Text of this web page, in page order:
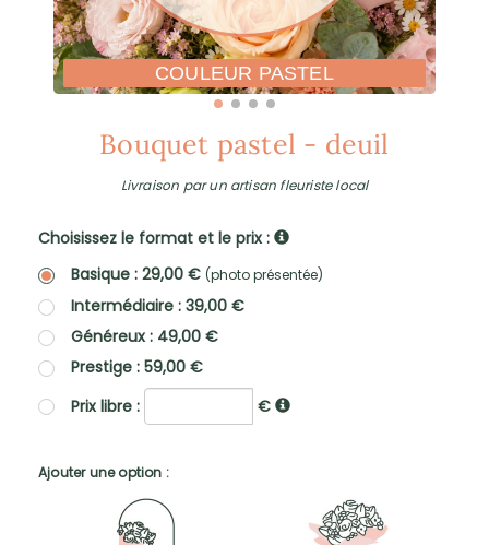
COULEUR PASTEL
Bouquet pastel - deuil
Livraison par un artisan fleuriste local
Choisissez le format et le prix :
Basique : 29,00 € (photo présentée)
Intermédiaire : 39,00 €
Généreux : 49,00 €
Prestige : 59,00 €
Prix libre :
€
Ajouter une option :